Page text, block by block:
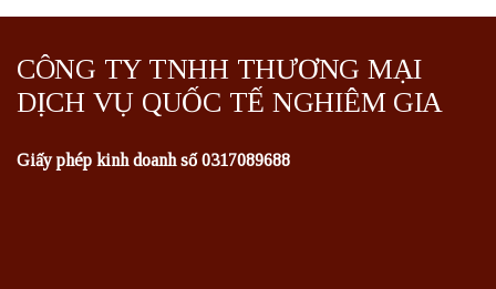
CÔNG TY TNHH THƯƠNG MẠI
DỊCH VỤ QUỐC TẾ NGHIÊM GIA
Giấy phép kinh doanh số 0317089688